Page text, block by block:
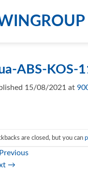
ABS-KOS-
15/08/2021 at
are closed, but you can
Previous
→